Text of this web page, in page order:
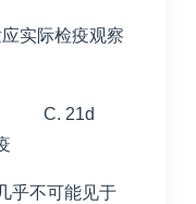
实际检疫观察
21d
乎不可能见于